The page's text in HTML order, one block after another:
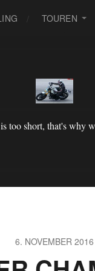
TOUREN
too short, that's why
6. NOVEMBER 2016